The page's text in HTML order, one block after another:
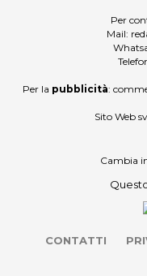
Per
Mail:
Per la pubblicità:
Sito Web
Cambia
CONTATTI